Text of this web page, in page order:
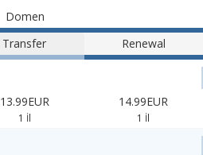
Domen
Transfer Renewal
13.99EUR
1 İl
14.99EUR
1 İl